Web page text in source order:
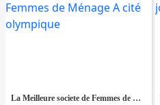
La Meilleure societe de Femmes de Ménage A cité olympique